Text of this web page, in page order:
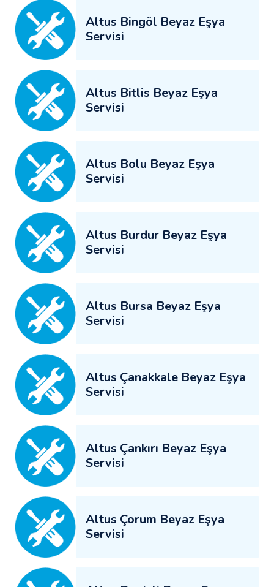
Altus Bingöl Beyaz Eşya
Servisi
Altus Bitlis Beyaz Eşya
Servisi
Altus Bolu Beyaz Eşya
Servisi
Altus Burdur Beyaz Eşya
Servisi
Altus Bursa Beyaz Eşya
Servisi
Altus Çanakkale Beyaz Eşya
Servisi
Altus Çankırı Beyaz Eşya
Servisi
Altus Çorum Beyaz Eşya
Servisi